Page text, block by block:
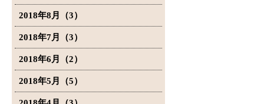
2018年8月（3）
2018年7月（3）
2018年6月（2）
2018年5月（5）